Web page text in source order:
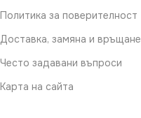
Политика за поверителност
Доставка, замяна и връщане
Често задавани въпроси
Карта на сайта